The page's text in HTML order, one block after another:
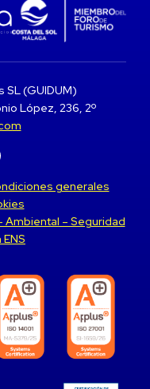
SL (GUIDUM)
López, 236, 2º
generales
Ambiental – Seguridad